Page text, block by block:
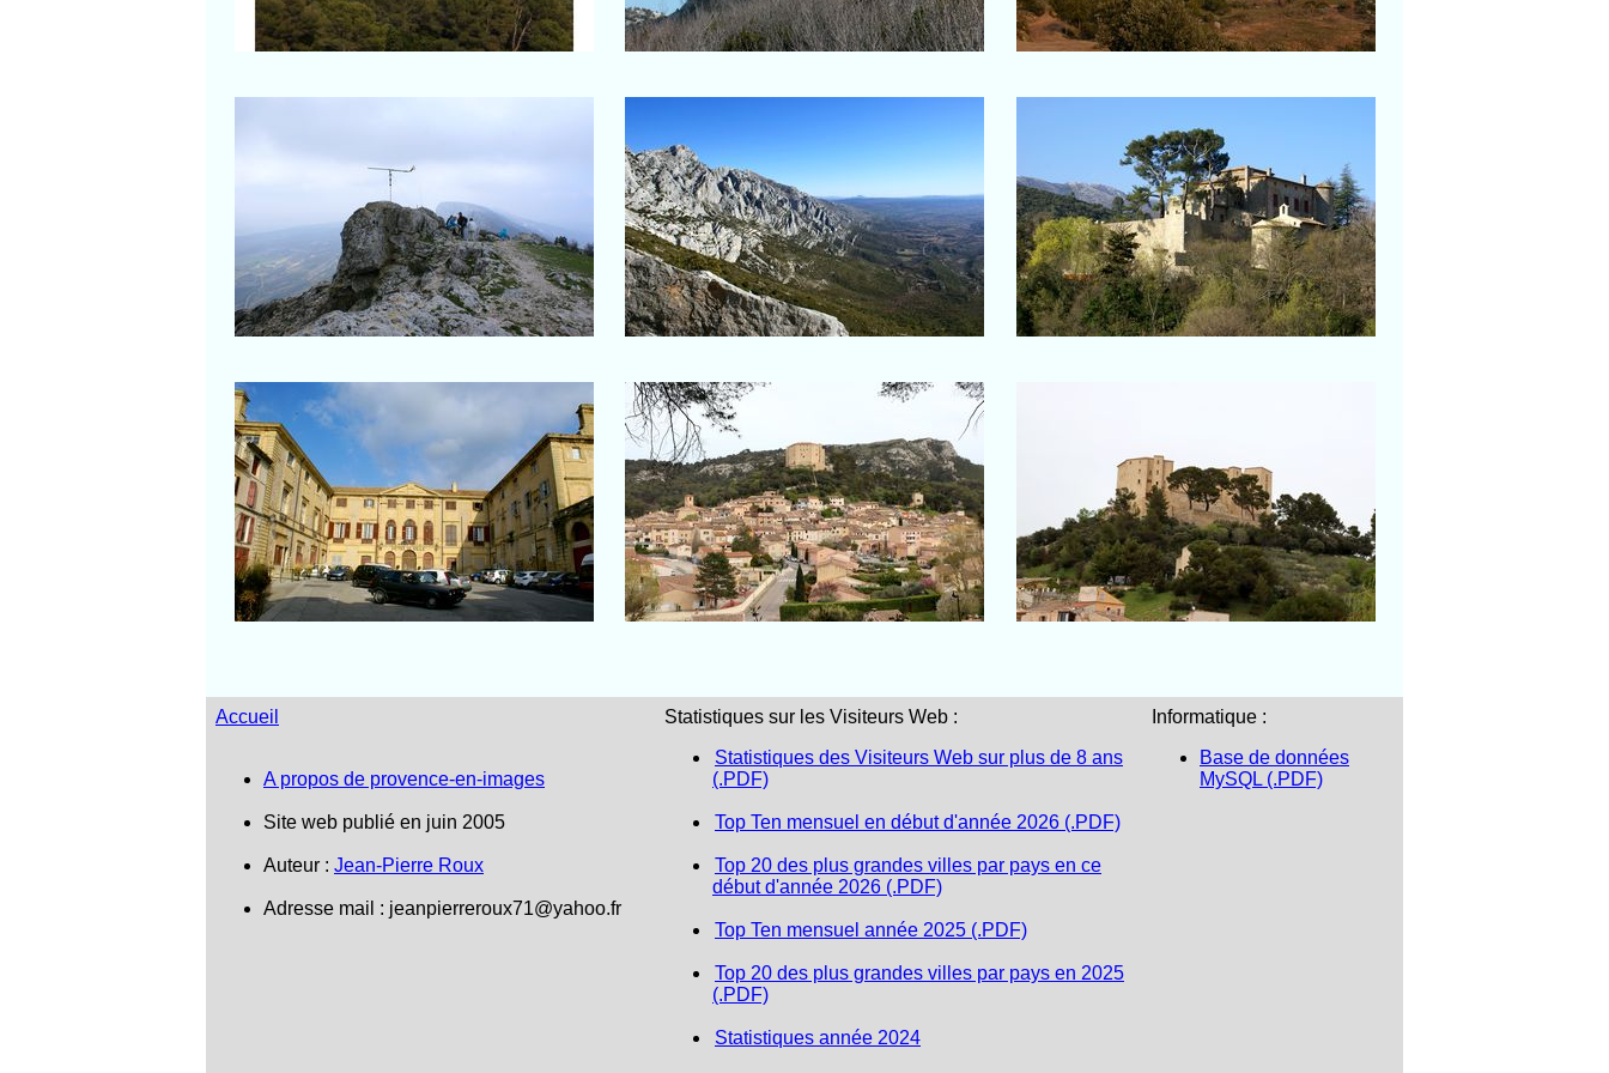
Salon-de-Provence
Pic des Mouches
Au sommet
Pic des Mouches
Partie sud-est de la Sainte-
Victoire
Vauvenargues
Zoom sur le château
Peyrolles-en-Provence
Au coeur du château du Roi René
Meyrargues
Vue d'ensemble du village
Zoom sur le château de
Meyrargues
Accueil
A propos de provence-en-images
Site web publié en juin 2005
Auteur : Jean-Pierre Roux
Adresse mail : jeanpierreroux71@yahoo.fr
Statistiques sur les Visiteurs Web :
Statistiques des Visiteurs Web sur plus de 8 ans
(.PDF)
Top Ten mensuel en début d'année 2026 (.PDF)
Top 20 des plus grandes villes par pays en ce
début d'année 2026 (.PDF)
Top Ten mensuel année 2025 (.PDF)
Top 20 des plus grandes villes par pays en 2025
(.PDF)
Statistiques année 2024
Informatique :
Base de données
MySQL (.PDF)